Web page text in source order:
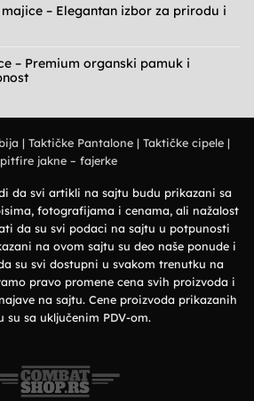
– Elegantan izbor za prirodu i
– Premium organski pamuk i
| Taktičke Pantalone| Taktičke cipele|
jakne – fajerke
da svi artikli na sajtu budu prikazani sa
fotografijama i cenama, ali nažalost
da su svi podaci na sajtu u potpunosti
na ovom sajtu su deo naše ponude i
su svi dostupni u svakom trenutku na
pravo promene cena svih proizvoda i
na sajtu. Cene proizvoda prikazanih
su sa uključenim PDV-om.